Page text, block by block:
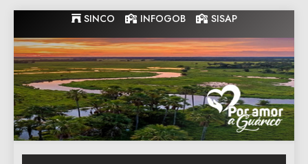
to
content
SINCO INFOGOB SISAP
Gobernacion
de Guarico
Gobernacion de Guarico